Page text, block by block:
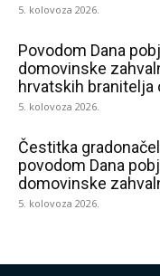
5. kolovoza 2026.
Povodom Dana
domovinske
hrvatskih branitelja
5. kolovoza 2026.
Čestitka
povodom Dana
domovinske
5. kolovoza 2026.